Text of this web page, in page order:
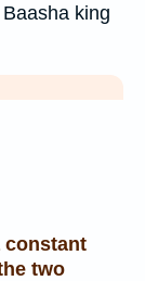
king
constant
two